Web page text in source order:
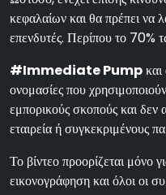
κεφαλαίων και θα πρέπει να
επενδυτές. Περίπου το 70%
#Immediate Pump
ονομασίες που
εμπορικούς σκοπούς και δεν
εταιρεία ή συγκεκριμένους
Το βίντεο προορίζεται μόνο
εικονογράφηση και όλοι οι